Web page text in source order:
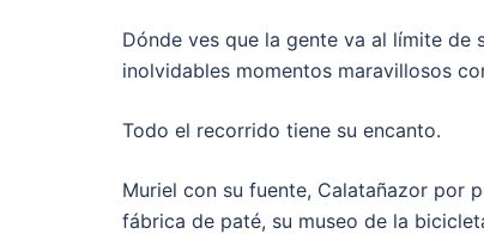
Dónde ves que la gente va al límite
inolvidables momentos maravillosos
Todo el recorrido tiene su encanto.
Muriel con su fuente, Calatañazor por
fábrica de paté, su museo de la